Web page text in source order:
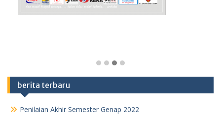
berita terbaru
Penilaian Akhir Semester Genap 2022